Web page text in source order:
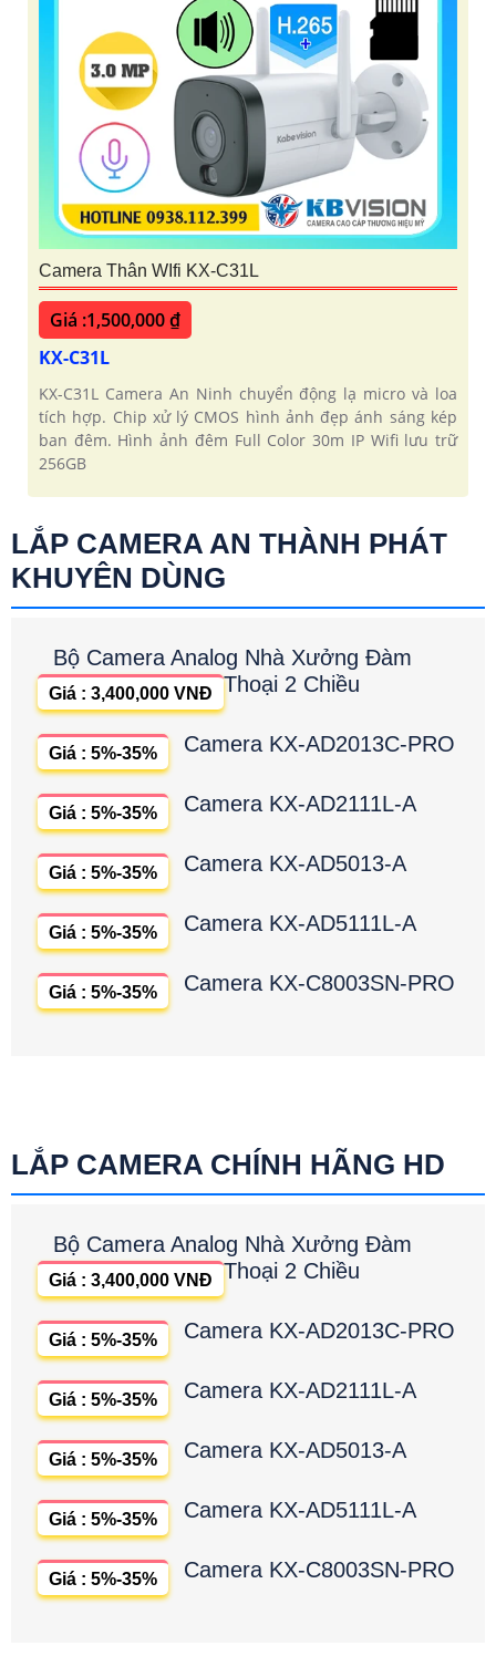
Camera Thân WIfi KX-C31L
Giá :1,500,000 ₫
KX-C31L
KX-C31L Camera An Ninh chuyển động lạ micro và loa
tích hợp. Chip xử lý CMOS hình ảnh đẹp ánh sáng kép
ban đêm. Hình ảnh đêm Full Color 30m IP Wifi lưu trữ
256GB
LẮP CAMERA AN THÀNH PHÁT
KHUYÊN DÙNG
Bộ Camera Analog Nhà Xưởng Đàm
Thoại 2 Chiều
Giá : 3,400,000 VNĐ
Camera KX-AD2013C-PRO
Giá : 5%-35%
Camera KX-AD2111L-A
Giá : 5%-35%
Camera KX-AD5013-A
Giá : 5%-35%
Camera KX-AD5111L-A
Giá : 5%-35%
Camera KX-C8003SN-PRO
Giá : 5%-35%
LẮP CAMERA CHÍNH HÃNG HD
Bộ Camera Analog Nhà Xưởng Đàm
Thoại 2 Chiều
Giá : 3,400,000 VNĐ
Camera KX-AD2013C-PRO
Giá : 5%-35%
Camera KX-AD2111L-A
Giá : 5%-35%
Camera KX-AD5013-A
Giá : 5%-35%
Camera KX-AD5111L-A
Giá : 5%-35%
Camera KX-C8003SN-PRO
Giá : 5%-35%